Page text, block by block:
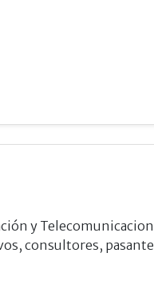
y
consultores,